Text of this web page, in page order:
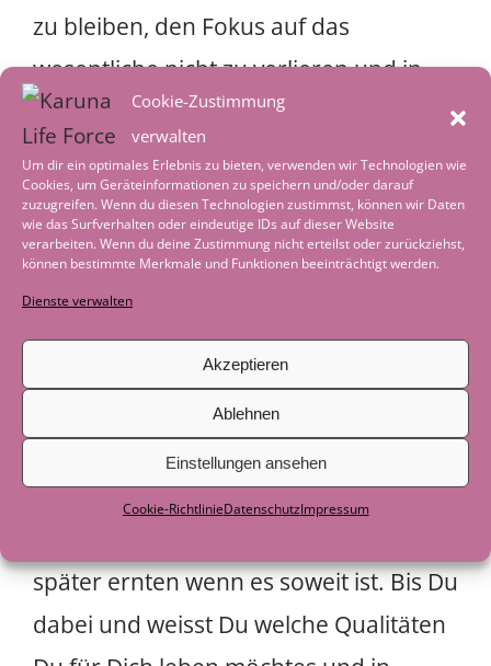
Cookie-Zustimmung
verwalten
Um dir ein optimales Erlebnis zu bieten, verwenden wir Technologien wie
Cookies, um Geräteinformationen zu speichern und/oder darauf
zuzugreifen. Wenn du diesen Technologien zustimmst, können wir Daten
wie das Surfverhalten oder eindeutige IDs auf dieser Website
verarbeiten. Wenn du deine Zustimmung nicht erteilst oder zurückziehst,
können bestimmte Merkmale und Funktionen beeinträchtigt werden.
Dienste verwalten
Akzeptieren
Ablehnen
Einstellungen ansehen
Cookie-RichtlinieDatenschutzImpressum
zu bleiben, den Fokus auf das
wesentliche nicht zu verlieren und in
deiner Mitte zu bleiben. Es ist was es
und wir können es nicht ändern, aber
ich kann entscheiden und frei wählen
wo ich meine Aufmerksamkeit in dieser
in meinem Leben leben? Was wünsche
ich mir für meine Kinder für die
Zukunft? Was sind meine Präoritäten
was ist mir wichtig? All das sind Samen
später ernten wenn es soweit ist. Bis Du
dabei und weisst Du welche Qualitäten